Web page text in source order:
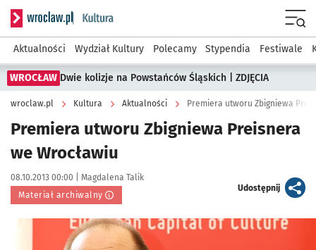
Serwis informacyjny wroclaw.pl podserwis: Kultura
Aktualności Wydział Kultury Polecamy Stypendia Festiwale
WROCŁAW Dwie kolizje na Powstańców Śląskich | ZDJĘCIA
wroclaw.pl Kultura Aktualności Premiera utworu Zbigniewa
Premiera utworu Zbigniewa Preisnera
we Wrocławiu
Data publikacji:
08.10.2013 00:00 | Autor:
Magdalena Talik
Materiał archiwalny
Udostępnijartykuł
Kliknij, aby powiększyć